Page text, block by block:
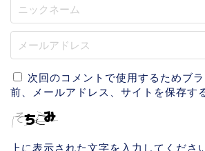
次回のコメントで使用するためブ
前、メールアドレス、サイトを保存す
上に表示された文字を入力してくださ